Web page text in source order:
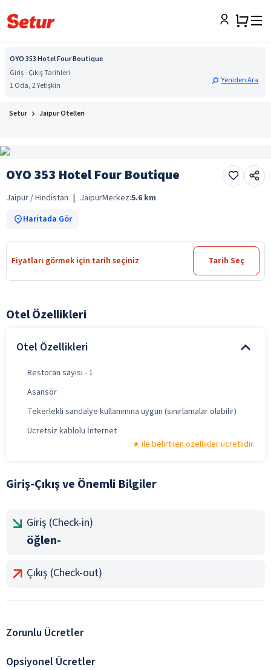
OYO 353 Hotel Four Boutique
Giriş - Çıkış Tarihleri
1 Oda, 2 Yetişkin
Yeniden Ara
Setur Jaipur Otelleri
OYO 353 Hotel Four Boutique
Jaipur / Hindistan | JaipurMerkez:5.6 km
Haritada Gör
Fiyatları görmek için tarih seçiniz Tarih Seç
Otel Özellikleri
Otel Özellikleri
Restoran sayısı - 1
Asansör
Tekerlekli sandalye kullanımına uygun (sınırlamalar olabilir)
Ücretsiz kablolu İnternet
ile belirtilen özellikler ücretlidir.
Giriş-Çıkış ve Önemli Bilgiler
Giriş (Check-in)
öğlen-
Çıkış (Check-out)
Zorunlu Ücretler
Opsiyonel Ücretler